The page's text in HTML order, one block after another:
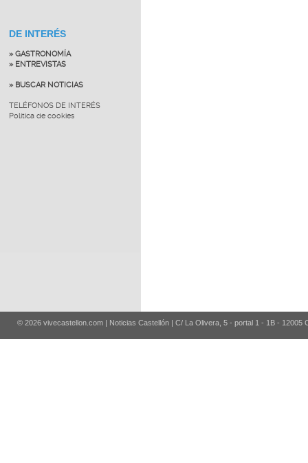
DE INTERÉS
» GASTRONOMÍA
» ENTREVISTAS
» BUSCAR NOTICIAS
TELÉFONOS DE INTERÉS
Política de cookies
© 2026 vivecastellon.com | Noticias Castellón | C/ La Olivera, 5 - portal 1 - 1B - 12005